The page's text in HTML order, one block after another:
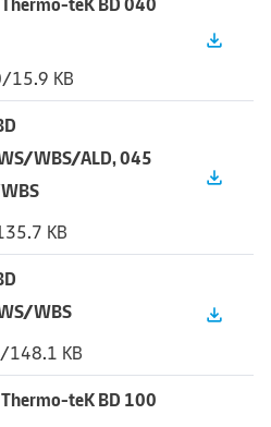
teK BD 040
/15.9 KB
file_download
WBS/ALD, 045
KB
file_download
WBS
/148.1 KB
file_download
teK BD 100